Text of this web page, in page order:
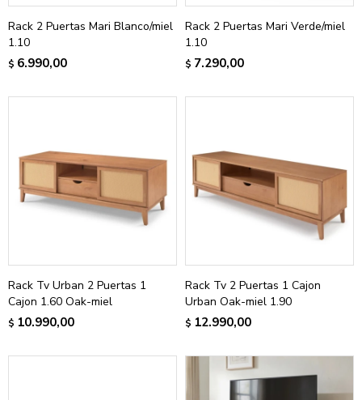
Rack 2 Puertas Mari Blanco/miel
1.10
$ 6.990,00
Rack 2 Puertas Mari Verde/miel
1.10
$ 7.290,00
Rack Tv Urban 2 Puertas 1
Cajon 1.60 Oak-miel
$ 10.990,00
Rack Tv 2 Puertas 1 Cajon
Urban Oak-miel 1.90
$ 12.990,00